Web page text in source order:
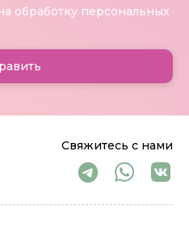
Свяжитесь с нами
обработку персональных